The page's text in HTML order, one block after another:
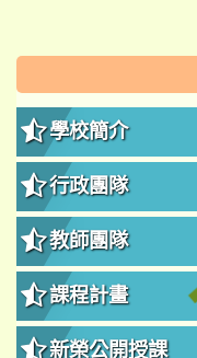
:::
學校簡介
行政團隊
教師團隊
課程計畫
新榮公開授課